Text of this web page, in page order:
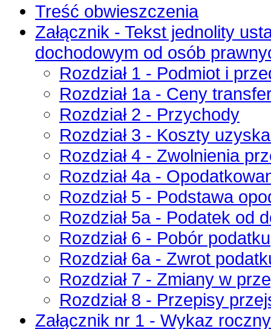
Treść obwieszczenia
Załącznik - Tekst jednolity
dochodowym od osób
Rozdział 1 - Podmiot i
Rozdział 1a - Ceny
Rozdział 2 - Przychody
Rozdział 3 - Koszty
Rozdział 4 - Zwolnienia
Rozdział 4a -
Rozdział 5 - Podstawa
Rozdział 5a - Podatek od
Rozdział 6 - Pobór podatku
Rozdział 6a - Zwrot
Rozdział 7 - Zmiany w
Rozdział 8 - Przepisy
Załącznik nr 1 - Wykaz